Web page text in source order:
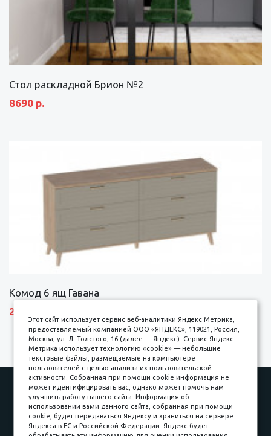
Стол раскладной Брион №2
8690 р.
Комод 6 ящ Гавана
27690 р.
Наши работы
Оплата
Доставка и сборка
Гарантии
Карьера в компании
Контакты
Этот сайт использует сервис веб-аналитики Яндекс Метрика,
предоставляемый компанией ООО «ЯНДЕКС», 119021, Россия,
Москва, ул. Л. Толстого, 16 (далее — Яндекс). Сервис Яндекс
Метрика использует технологию «cookie» — небольшие
текстовые файлы, размещаемые на компьютере
пользователей с целью анализа их пользовательской
активности. Собранная при помощи cookie информация не
может идентифицировать вас, однако может помочь нам
улучшить работу нашего сайта. Информация об
использовании вами данного сайта, собранная при помощи
cookie, будет передаваться Яндексу и храниться на сервере
Яндекса в ЕС и Российской Федерации. Яндекс будет